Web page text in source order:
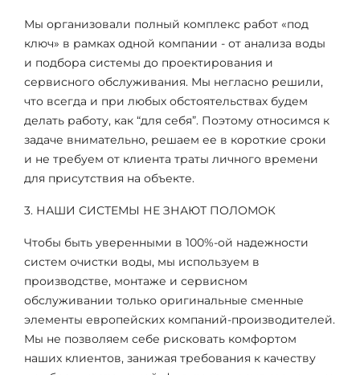
Мы организовали полный комплекс работ «под
ключ» в рамках одной компании - от анализа воды
и подбора системы до проектирования и
сервисного обслуживания. Мы негласно решили,
что всегда и при любых обстоятельствах будем
делать работу, как “для себя”. Поэтому относимся к
задаче внимательно, решаем ее в короткие сроки
и не требуем от клиента траты личного времени
для присутствия на объекте.
3. НАШИ СИСТЕМЫ НЕ ЗНАЮТ ПОЛОМОК
Чтобы быть уверенными в 100%-ой надежности
систем очистки воды, мы используем в
производстве, монтаже и сервисном
обслуживании только оригинальные сменные
элементы европейских компаний-производителей.
Мы не позволяем себе рисковать комфортом
наших клиентов, занижая требования к качеству